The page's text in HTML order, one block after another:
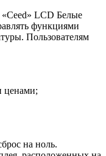
LCD Белые
функциями
Пользователям
ценами;
на ноль.